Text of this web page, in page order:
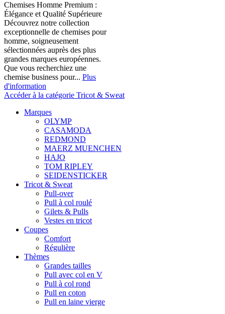
Chemises Homme Premium :
Élégance et Qualité Supérieure
Découvrez notre collection
exceptionnelle de chemises pour
homme, soigneusement
sélectionnées auprès des plus
grandes marques européennes.
Que vous recherchiez une
chemise business pour... Plus
d'information
Accéder à la catégorie Tricot & Sweat
Marques
OLYMP
CASAMODA
REDMOND
MAERZ MUENCHEN
HAJO
TOM RIPLEY
SEIDENSTICKER
Tricot & Sweat
Pull-over
Pull à col roulé
Gilets & Pulls
Vestes en tricot
Coupes
Comfort
Régulière
Thèmes
Grandes tailles
Pull avec col en V
Pull à col rond
Pull en coton
Pull en laine vierge